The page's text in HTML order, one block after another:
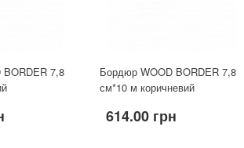
7,8
Бордюр WOOD BORDER 7,8
см*10 м коричневий
614.00 грн